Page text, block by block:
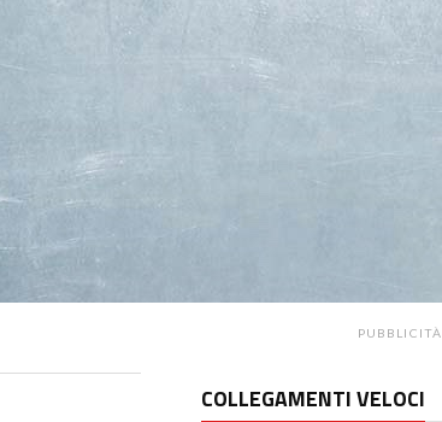
PUBBLICITÀ
COLLEGAMENTI VELOCI